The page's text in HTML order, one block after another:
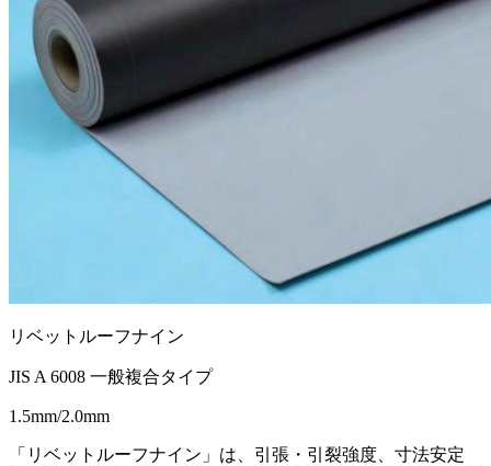
リベットルーフナイン
JIS A 6008 一般複合タイプ
1.5mm/2.0mm
「リベットルーフナイン」は、引張・引裂強度、寸法安定